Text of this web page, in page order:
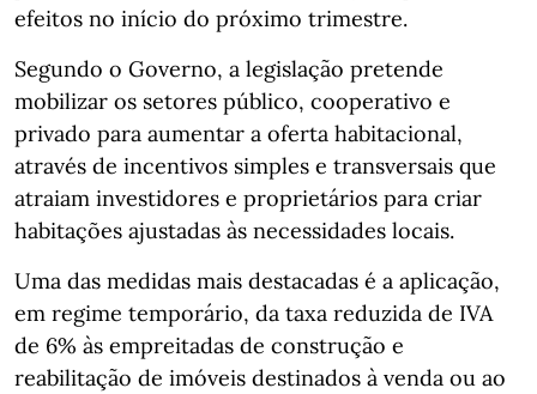
efeitos no início do próximo trimestre.
Segundo o Governo, a legislação pretende
mobilizar os setores público, cooperativo e
privado para aumentar a oferta habitacional,
através de incentivos simples e transversais que
atraiam investidores e proprietários para criar
habitações ajustadas às necessidades locais.
Uma das medidas mais destacadas é a aplicação,
em regime temporário, da taxa reduzida de IVA
de 6% às empreitadas de construção e
reabilitação de imóveis destinados à venda ou ao